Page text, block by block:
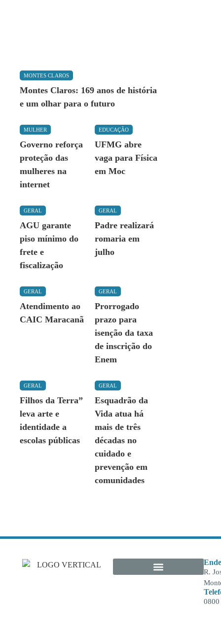
MONTES CLAROS
Montes Claros: 169 anos de história
e um olhar para o futuro
MULHER
Governo reforça
proteção das
mulheres na
internet
EDUCAÇÃO
UFMG abre
vaga para Física
em Moc
GERAL
AGU garante
piso mínimo do
frete e
fiscalização
GERAL
Padre realizará
romaria em
julho
GERAL
Atendimento ao
CAIC Maracanã
GERAL
Prorrogado
prazo para
isenção da taxa
de inscrição do
Enem
GERAL
Filhos da Terra”
leva arte e
identidade a
escolas públicas
GERAL
Esquadrão da
Vida atua há
mais de três
décadas no
cuidado e
prevenção em
comunidades
R.
0800